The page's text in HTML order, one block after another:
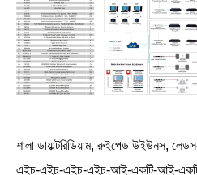
শালা ডায়াল্টরিডিয়াম, রুইপেড উইউনস,
এইচ-এইচ-এইচ-এইচ-আই-একটি-আই-